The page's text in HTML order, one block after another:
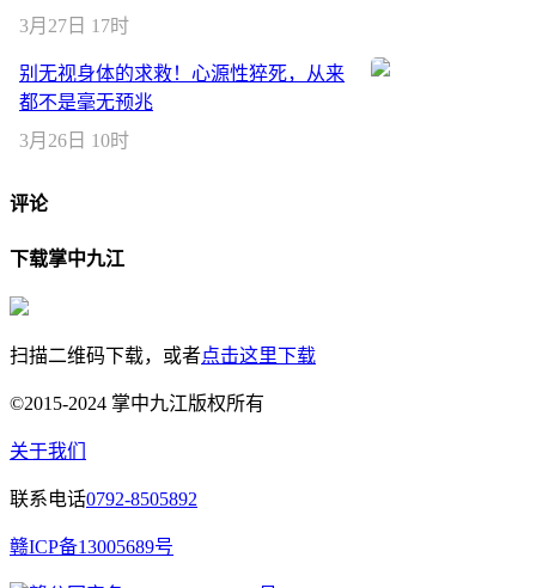
3月27日 17时
别无视身体的求救！心源性猝死，从来
都不是毫无预兆
3月26日 10时
评论
下载掌中九江
扫描二维码下载，或者点击这里下载
©2015-2024 掌中九江版权所有
关于我们
联系电话0792-8505892
赣ICP备13005689号